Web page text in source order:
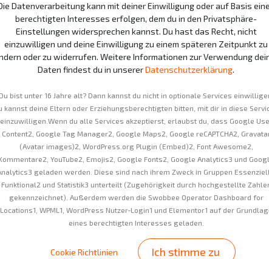
Ihr Anliegen ist uns wichtig,
Team setzt alles daran, eine
zu finden. Bitte haben Sie ein
Anfrage bearbeiten.
Sie können den Fortschritt
Hierzu loggen Sie sich einfach
navigieren zum Bereich
Informationen und Updates zu
Mit freundlichen Grüßen,
Swobbee Support-Team
Datenverarbeitung kann mit deiner Einwilligung oder auf Basis
berechtigten Interesses erfolgen, dem du in den Privatsphäre-
Einstellungen widersprechen kannst. Du hast das Recht, nicht
einzuwilligen und deine Einwilligung zu einem späteren Zeitpunkt zu
oder zu widerrufen. Weitere Informationen zur Verwendung
Daten findest du in unsererDatenschutzerklärung.
bist unter 16 Jahre alt? Dann kannst du nicht in optionale Services
kannst deine Eltern oder Erziehungsberechtigten bitten, mit dir in diese
einzuwilligen.Wenn du alle Services akzeptierst, erlaubst du, dass Google
Content2, Google Tag Manager2, Google Maps2, Google reCAPTCHA2,
(Avatar images)2, WordPress.org Plugin (Embed)2, Font Awesome2,
YouTube2, Emojis2, Google Fonts2, Google Analytics3 und
geladen werden. Diese sind nach ihrem Zweck in Gruppen
Funktional2 und Statistik3 unterteilt (Zugehörigkeit durch hochgestellte
gekennzeichnet). Außerdem werden die Swobbee Operator Dashboard for
Locations1, WPML1, WordPress Nutzer-Login1 und Elementor1 auf der
eines berechtigten Interesses geladen.
Cookie Richtlinien Ich stimme zu